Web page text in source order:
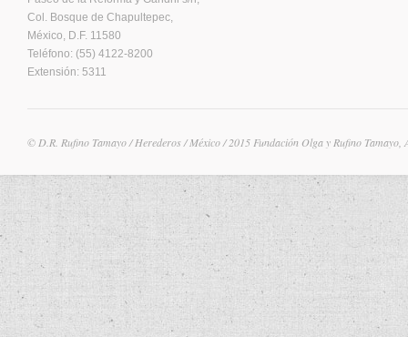
Col. Bosque de Chapultepec,
México, D.F. 11580
Teléfono: (55) 4122-8200
Extensión: 5311
© D.R. Rufino Tamayo / Herederos / México / 2015 Fundación Olga y Rufino Tamayo,